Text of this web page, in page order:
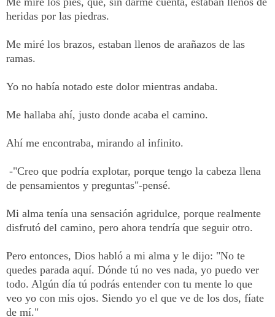
heridas por las piedras.
Me miré los brazos, estaban llenos de arañazos de las
ramas.
Yo no había notado este dolor mientras andaba.
Me hallaba ahí, justo donde acaba el camino.
Ahí me encontraba, mirando al infinito.
-"Creo que podría explotar, porque tengo la cabeza llena
de pensamientos y preguntas"-pensé.
Mi alma tenía una sensación agridulce, porque realmente
disfrutó del camino, pero ahora tendría que seguir otro.
Pero entonces, Dios habló a mi alma y le dijo: "No te
quedes parada aquí. Dónde tú no ves nada, yo puedo ver
todo. Algún día tú podrás entender con tu mente lo que
veo yo con mis ojos. Siendo yo el que ve de los dos, fíate
de mí."